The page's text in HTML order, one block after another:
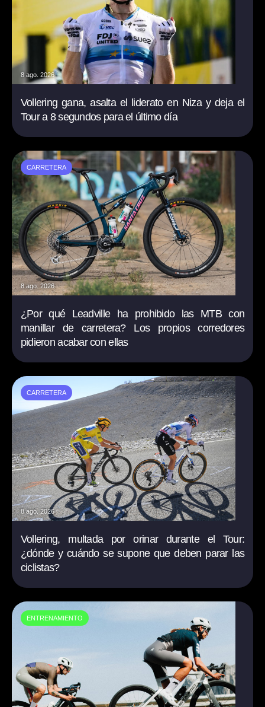
8 ago. 2026
Vollering gana, asalta el liderato en Niza y deja el
Tour a 8 segundos para el último día
CARRETERA
8 ago. 2026
¿Por qué Leadville ha prohibido las MTB con
manillar de carretera? Los propios corredores
pidieron acabar con ellas
CARRETERA
8 ago. 2026
Vollering, multada por orinar durante el Tour:
¿dónde y cuándo se supone que deben parar las
ciclistas?
ENTRENAMIENTO